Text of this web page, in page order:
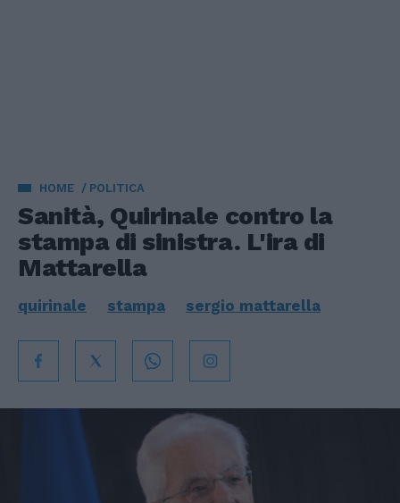
HOME POLITICA
Sanità, Quirinale contro la
stampa di sinistra. L'ira di
Mattarella
quirinale stampa sergio mattarella